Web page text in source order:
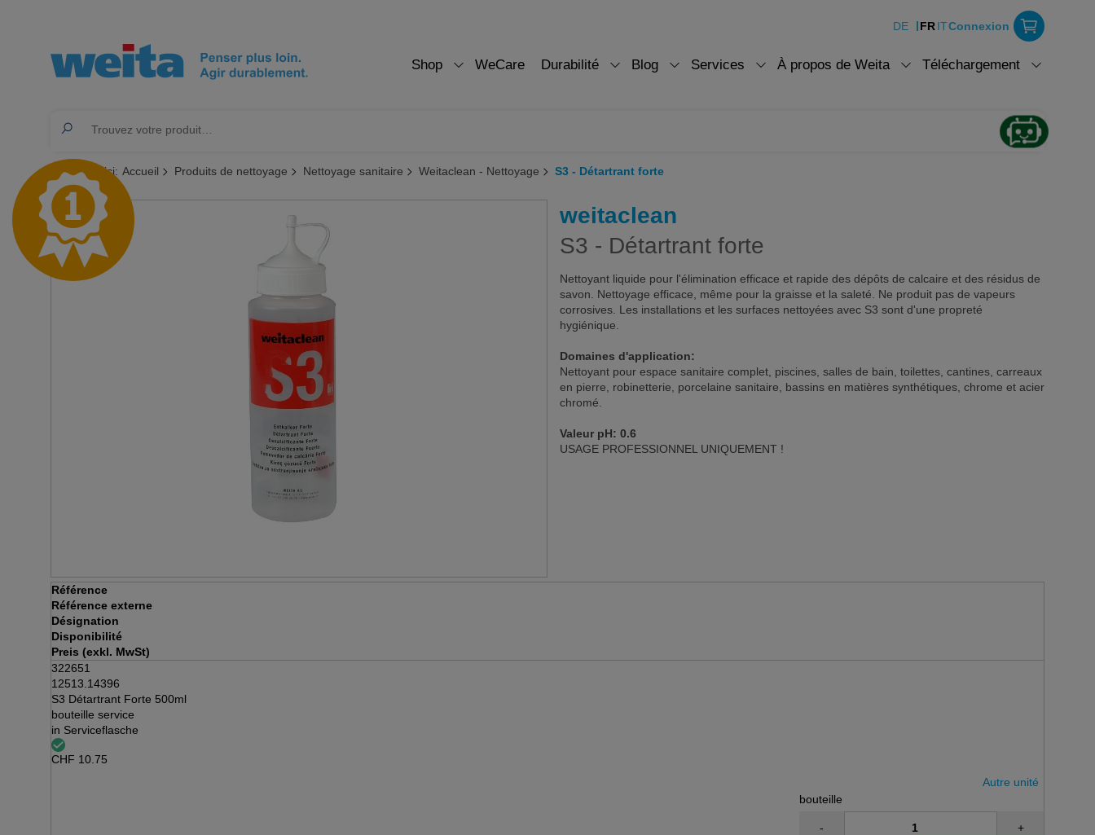
DE FRITConnexion
Shop WeCare Durabilité Blog Services À propos de Weita Téléchargement
Vous êtes ici: Accueil Produits de nettoyage Nettoyage sanitaire Weitaclean - Nettoyage S3 - Détartrant forte
weitaclean
S3 - Détartrant forte
Nettoyant liquide pour l'élimination efficace et rapide des dépôts de calcaire et des résidus de
savon. Nettoyage efficace, même pour la graisse et la saleté. Ne produit pas de vapeurs
corrosives. Les installations et les surfaces nettoyées avec S3 sont d'une propreté
hygiénique.
Domaines d'application:
Nettoyant pour espace sanitaire complet, piscines, salles de bain, toilettes, cantines, carreaux
en pierre, robinetterie, porcelaine sanitaire, bassins en matières synthétiques, chrome et acier
chromé.
Valeur pH: 0.6
USAGE PROFESSIONNEL UNIQUEMENT !
Référence
Référence externe
Désignation
Disponibilité
Preis (exkl. MwSt)
322651
12513.14396
S3 Détartrant Forte 500ml
bouteille service
in Serviceflasche
CHF 10.75
Autre unité
bouteille
- +